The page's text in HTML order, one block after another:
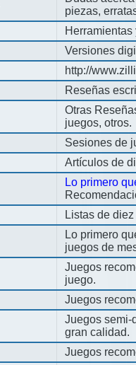
piezas,
Versiones
http://
Reseñas
Otras
juegos, otros.
Sesiones de
Artículos de
Lo primero
Listas de
Lo primero
juegos de
Juegos
juego.
Juegos
Juegos semi-
gran calidad.
Juegos